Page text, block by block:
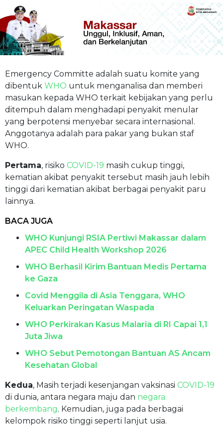
Emergency Committe adalah suatu komite yang
dibentuk WHO untuk menganalisa dan memberi
masukan kepada WHO terkait kebijakan yang perlu
ditempuh dalam menghadapi penyakit menular
yang berpotensi menyebar secara internasional.
Anggotanya adalah para pakar yang bukan staf
WHO.
Pertama, risiko COVID-19 masih cukup tinggi,
kematian akibat penyakit tersebut masih jauh lebih
tinggi dari kematian akibat berbagai penyakit paru
lainnya.
BACA JUGA
WHO Kunjungi RSIA Pertiwi Makassar dalam
APEC Child Health Workshop 2026
WHO Berhasil Kirim Bantuan Medis Pertama
ke Gaza
Covid Menggila di Asia Tenggara, WHO
Keluarkan Peringatan Waspada
WHO Perkirakan Kasus Malaria di RI Capai 1,1
Juta Jiwa
WHO Sebut Pemotongan Bantuan AS Ancam
Kesehatan Global
Kedua, Masih terjadi kesenjangan vaksinasi COVID-19
di dunia, antara negara maju dan negara
berkembang. Kemudian, juga pada berbagai
kelompok risiko tinggi seperti lanjut usia.